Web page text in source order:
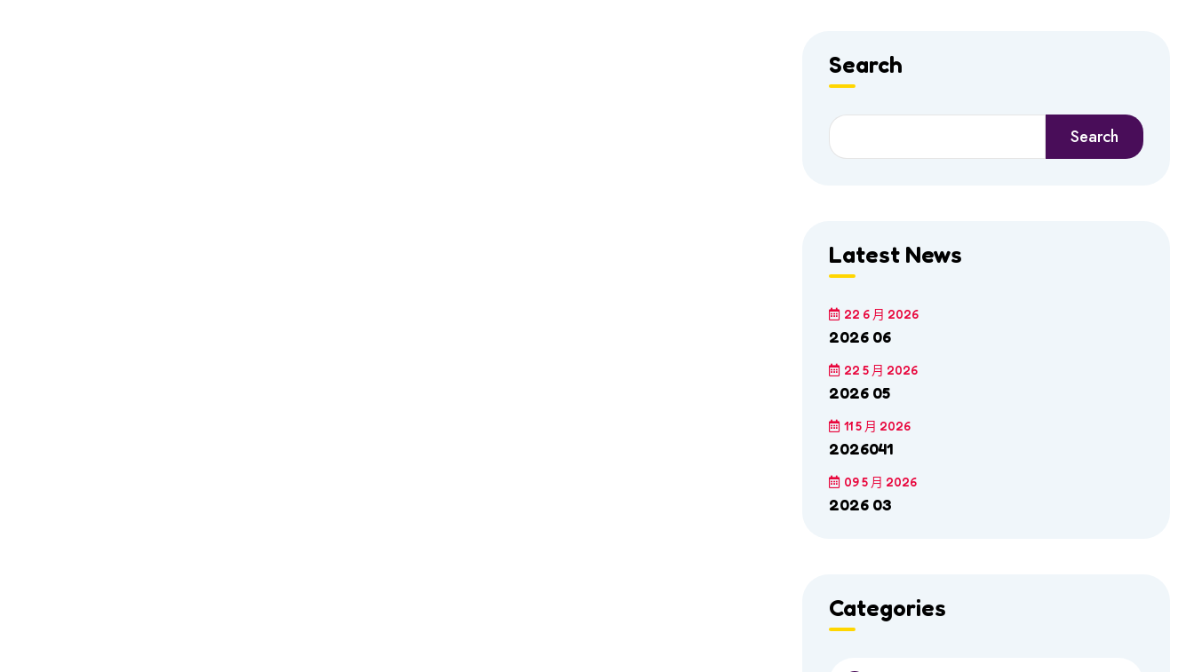
Search
Search
Latest News
22 6 月 2026
2026 06
22 5 月 2026
2026 05
11 5 月 2026
2026041
09 5 月 2026
2026 03
Categories